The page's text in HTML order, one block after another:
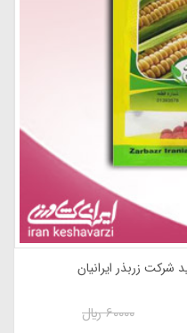
زربذر ایرانیان
60000ريال